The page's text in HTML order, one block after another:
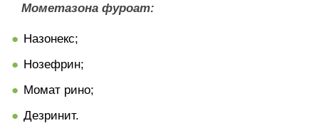
Мометазона фуроат:
Назонекс;
Нозефрин;
Момат рино;
Дезринит.